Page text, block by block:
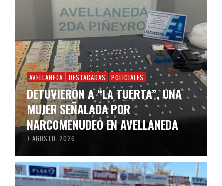
AVELLANEDA DESTACADAS POLICIALES
DETUVIERON A “LA TUERTA”, UNA
MUJER SEÑALADA POR
NARCOMENUDEO EN AVELLANEDA
7 AGOSTO, 2026